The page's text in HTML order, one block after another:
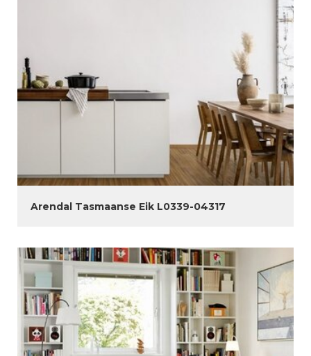
Arendal Tasmaanse Eik L0339-04317